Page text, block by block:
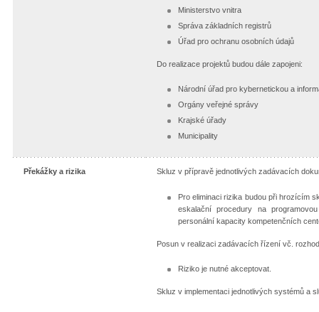
Ministerstvo vnitra
Správa základních registrů
Úřad pro ochranu osobních údajů
Do realizace projektů budou dále zapojeni:
Národní úřad pro kybernetickou a
Orgány veřejné správy
Krajské úřady
Municipality
Překážky a rizika Skluz v přípravě jednotlivých zadávacích
Pro eliminaci rizika budou při hrozícím
eskalační procedury na
personální kapacity kompetenčních
Posun v realizaci zadávacích řízení vč.
Riziko je nutné akceptovat.
Skluz v implementaci jednotlivých systémů a